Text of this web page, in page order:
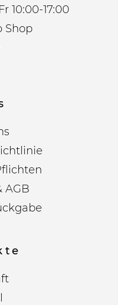
10:00-17:00
Shop
AGB